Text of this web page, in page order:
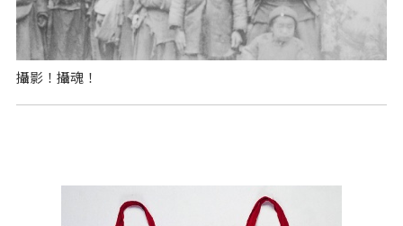
攝影！攝魂！